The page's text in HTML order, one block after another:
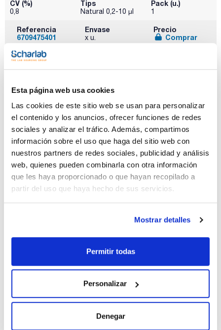
Esta página web usa cookies
Las cookies de este sitio web se usan para personalizar
el contenido y los anuncios, ofrecer funciones de redes
sociales y analizar el tráfico. Además, compartimos
información sobre el uso que haga del sitio web con
nuestros partners de redes sociales, publicidad y análisis
web, quienes pueden combinarla con otra información
que les haya proporcionado o que hayan recopilado a
partir del uso que haya hecho de sus servicios.
Mostrar detalles
Permitir todas
Personalizar
Denegar
CV (%)
0,8
Tips
Natural 0,2-10 µl
Pack (u.)
1
Referencia
6709475401
Envase
x u.
Precio
Comprar
Disponibilidad
Ver stock
Range (µl)
2-20
Subdivisions (µl)
0,02
Inaccuracy (%)
1,0
CV (%)
0,5
Tips
Yellow 1-200 µl
Pack (u.)
1
Comprar
Disponibilidad